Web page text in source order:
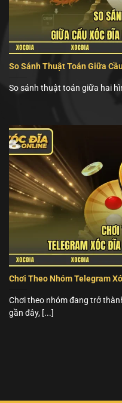
So Sánh Thuật Toán Giữa
So sánh thuật toán giữa hai
Chơi Theo Nhóm Telegram
Chơi theo nhóm đang trở
gần đây, [...]